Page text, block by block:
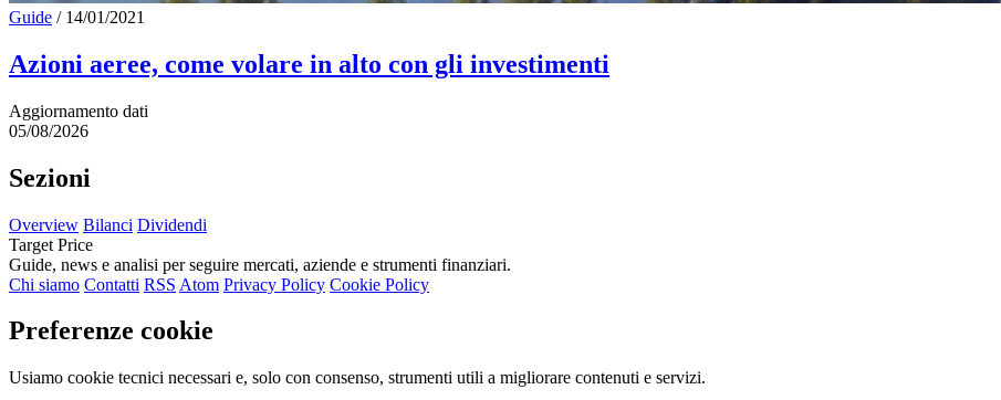
Guide / 14/01/2021
Azioni aeree, come volare in alto con gli investimenti
Aggiornamento dati
05/08/2026
Sezioni
Overview Bilanci Dividendi
Target Price
Guide, news e analisi per seguire mercati, aziende e strumenti finanziari.
Chi siamo Contatti RSS Atom Privacy Policy Cookie Policy
Preferenze cookie
Usiamo cookie tecnici necessari e, solo con consenso, strumenti utili a migliorare contenuti e servizi.